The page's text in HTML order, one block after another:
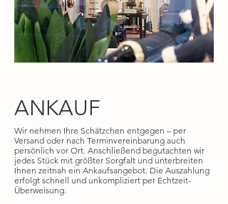
ANKAUF
Wir nehmen Ihre Schätzchen entgegen – per
Versand oder nach Terminvereinbarung auch
persönlich vor Ort. Anschließend begutachten wir
jedes Stück mit größter Sorgfalt und unterbreiten
Ihnen zeitnah ein Ankaufsangebot. Die Auszahlung
erfolgt schnell und unkompliziert per Echtzeit-
Überweisung.